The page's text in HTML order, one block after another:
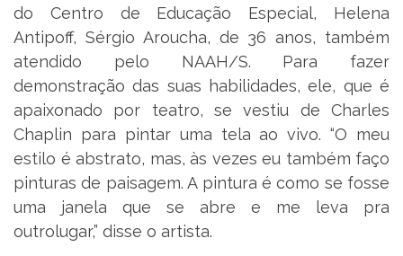
do Centro de Educação Especial, Helena
Antipoff, Sérgio Aroucha, de 36 anos, também
atendido pelo NAAH/S. Para fazer
demonstração das suas habilidades, ele, que é
apaixonado por teatro, se vestiu de Charles
Chaplin para pintar uma tela ao vivo. “O meu
estilo é abstrato, mas, às vezes eu também faço
pinturas de paisagem. A pintura é como se fosse
uma janela que se abre e me leva pra
outrolugar,” disse o artista.